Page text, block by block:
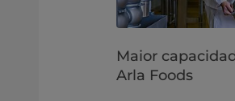
​​​​Maior
Arla Foods